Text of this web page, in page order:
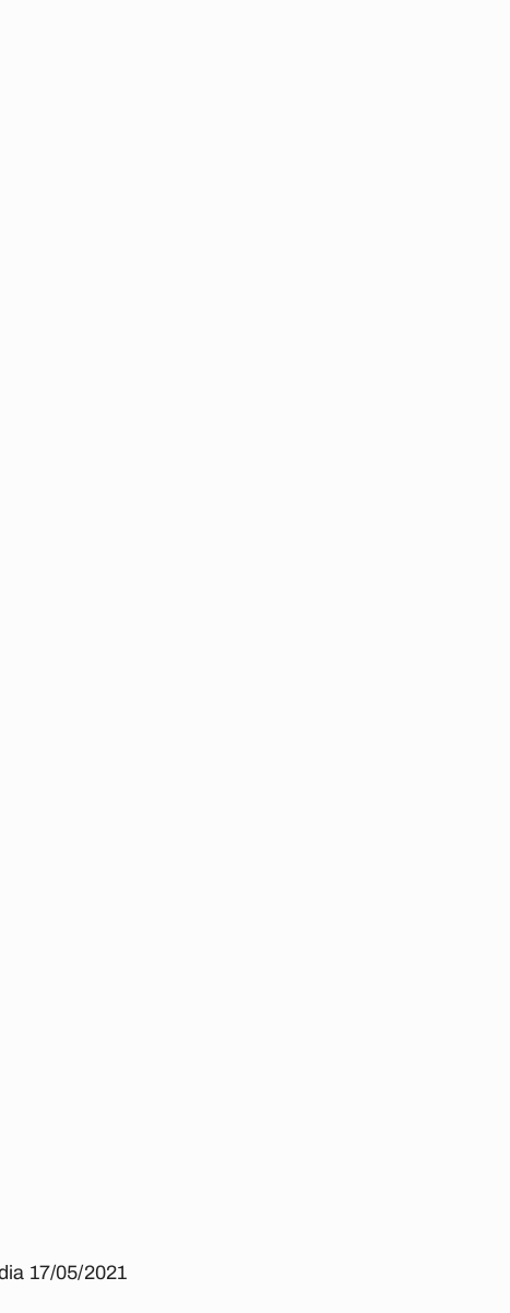
17/05/2021